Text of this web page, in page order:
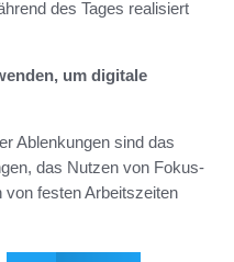
des Tages realisiert
um digitale
Ablenkungen sind das
das Nutzen von Fokus-
festen Arbeitszeiten